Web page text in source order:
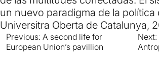
un nuevo paradigma de la política
Universitra Oberta de Catalunya,
Navegación
Previous: A second life for
European Union’s pavillion
Next: